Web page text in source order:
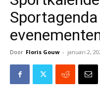
Door Floris Gouw - januari 2,